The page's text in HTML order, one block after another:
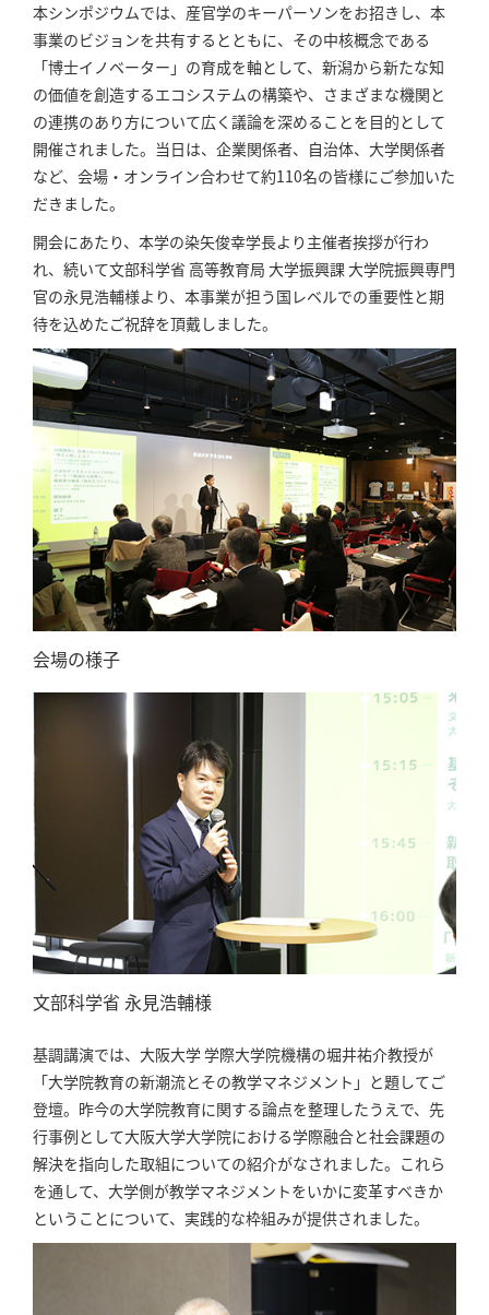
本シンポジウムでは、産官学のキーパーソンをお招きし、本
事業のビジョンを共有するとともに、その中核概念である
「博士イノベーター」の育成を軸として、新潟から新たな知
の価値を創造するエコシステムの構築や、さまざまな機関と
の連携のあり方について広く議論を深めることを目的として
開催されました。当日は、企業関係者、自治体、大学関係者
など、会場・オンライン合わせて約110名の皆様にご参加いた
だきました。
開会にあたり、本学の染矢俊幸学長より主催者挨拶が行わ
れ、続いて文部科学省 高等教育局 大学振興課 大学院振興専門
官の永見浩輔様より、本事業が担う国レベルでの重要性と期
待を込めたご祝辞を頂戴しました。
会場の様子
文部科学省 永見浩輔様
基調講演では、大阪大学 学際大学院機構の堀井祐介教授が
「大学院教育の新潮流とその教学マネジメント」と題してご
登壇。昨今の大学院教育に関する論点を整理したうえで、先
行事例として大阪大学大学院における学際融合と社会課題の
解決を指向した取組についての紹介がなされました。これら
を通して、大学側が教学マネジメントをいかに変革すべきか
ということについて、実践的な枠組みが提供されました。